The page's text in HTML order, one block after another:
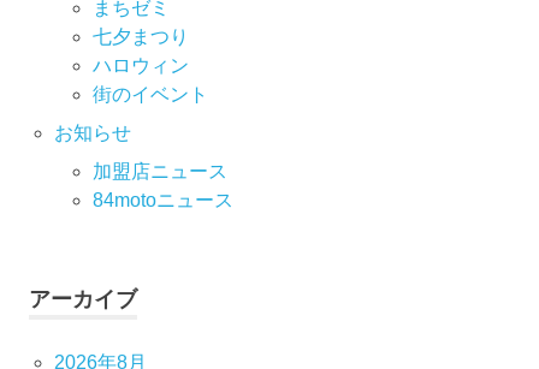
まちゼミ
七⼣まつり
ハロウィン
街のイベント
お知らせ
加盟店ニュース
84motoニュース
アーカイブ
2026年8月